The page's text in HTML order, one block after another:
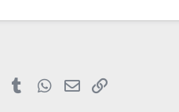
PinterestTumblrWhatsApp
E-posta